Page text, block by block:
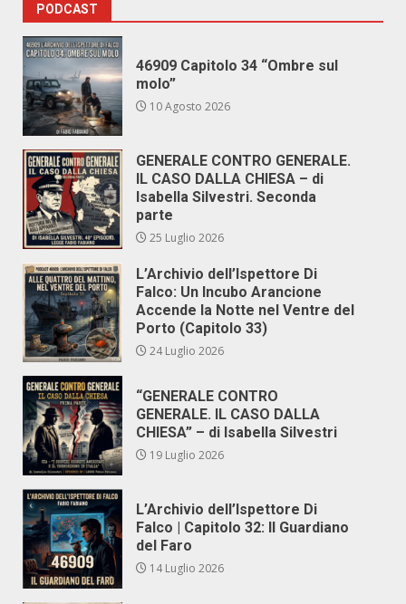
PODCAST
46909 Capitolo 34 “Ombre sul
molo”
10 Agosto 2026
GENERALE CONTRO GENERALE.
IL CASO DALLA CHIESA – di
Isabella Silvestri. Seconda
parte
25 Luglio 2026
L’Archivio dell’Ispettore Di
Falco: Un Incubo Arancione
Accende la Notte nel Ventre del
Porto (Capitolo 33)
24 Luglio 2026
“GENERALE CONTRO
GENERALE. IL CASO DALLA
CHIESA” – di Isabella Silvestri
19 Luglio 2026
L’Archivio dell’Ispettore Di
Falco | Capitolo 32: Il Guardiano
del Faro
14 Luglio 2026